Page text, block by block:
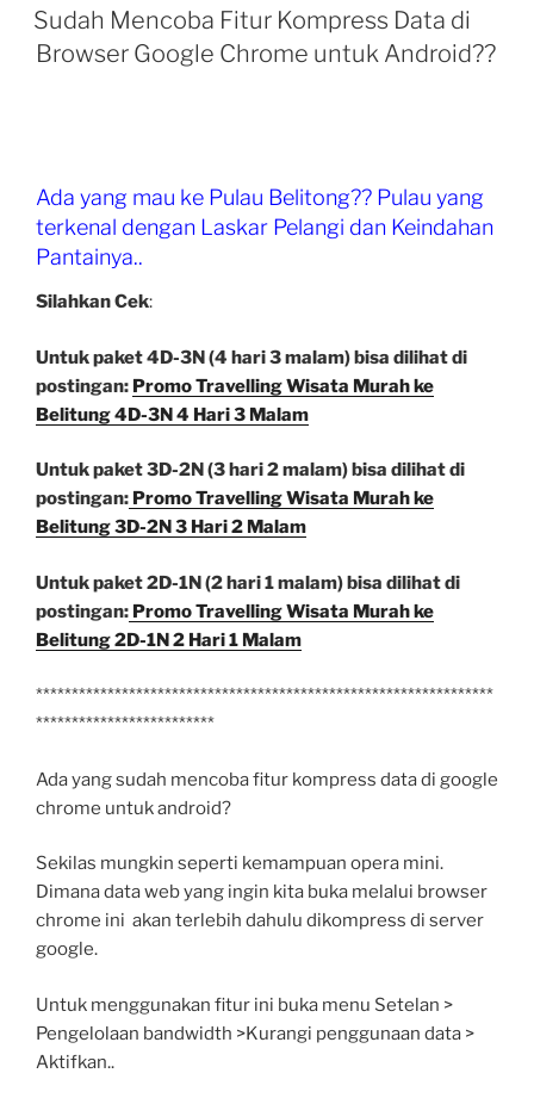
Office
docx
xlsx
Polaris
Office
8.0”
ON
Sudah Mencoba Fitur Kompress Data di
Browser Google Chrome untuk Android??
Ada yang mau ke Pulau Belitong?? Pulau yang
terkenal dengan Laskar Pelangi dan Keindahan
Pantainya..
Silahkan Cek:
Untuk paket 4D-3N (4 hari 3 malam) bisa dilihat di
postingan: Promo Travelling Wisata Murah ke
Belitung 4D-3N 4 Hari 3 Malam
Untuk paket 3D-2N (3 hari 2 malam) bisa dilihat di
postingan: Promo Travelling Wisata Murah ke
Belitung 3D-2N 3 Hari 2 Malam
Untuk paket 2D-1N (2 hari 1 malam) bisa dilihat di
postingan: Promo Travelling Wisata Murah ke
Belitung 2D-1N 2 Hari 1 Malam
****************************************************************
*************************
Ada yang sudah mencoba fitur kompress data di google
chrome untuk android?
Sekilas mungkin seperti kemampuan opera mini.
Dimana data web yang ingin kita buka melalui browser
chrome ini akan terlebih dahulu dikompress di server
google.
Untuk menggunakan fitur ini buka menu Setelan >
Pengelolaan bandwidth >Kurangi penggunaan data >
Aktifkan..